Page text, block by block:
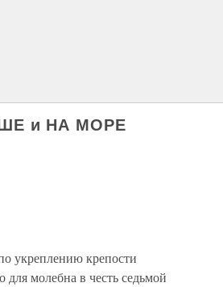
и НА МОРЕ
укреплению крепости
молебна в честь седьмой